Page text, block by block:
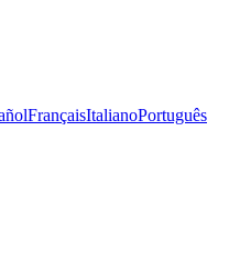
FrançaisItalianoPortuguês